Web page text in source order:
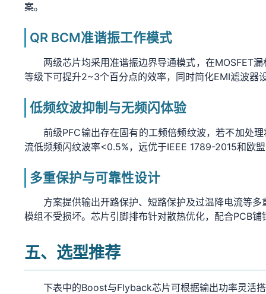
案。
QR BCM准谐振工作模式
两级芯片均采用准谐振边界导通模式，在MOSFET
等级下可提升2~3个百分点的效率，同时简化EMI滤波器
低频纹波抑制与无频闪体验
前级PFC输出存在固有的工频倍频纹波，若不加处
流低频频闪纹波率<0.5%，远优于IEEE 1789-2015和欧
多重保护与可靠性设计
方案提供输出开路保护、短路保护及过温降电流等
模组不受损坏。芯片引脚排布针对散热优化，配合PCB
五、选型推荐
下表中的Boost与Flyback芯片可根据输出功率灵活